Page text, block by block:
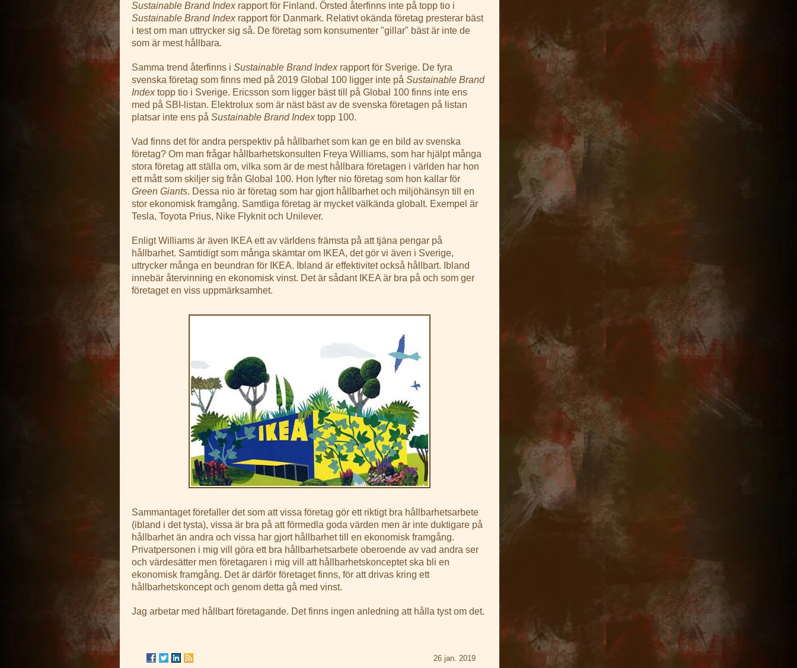
Sustainable Brand Indexrapport för Finland. Örsted återfinns inte på topp tio i
Sustainable Brand Indexrapport för Danmark. Relativt okända företag presterar bäst
i test om man uttrycker sig så. De företag som konsumenter "gillar" bäst är inte de
som är mest hållbara.
Samma trend återfinns i Sustainable Brand Indexrapport för Sverige. De fyra
svenska företag som finns med på 2019 Global 100 ligger inte på Sustainable Brand
Indextopp tio i Sverige. Ericsson som ligger bäst till på Global 100 finns inte ens
med på SBI-listan. Elektrolux som är näst bäst av de svenska företagen på listan
platsar inte ens på Sustainable Brand Indextopp 100.
Vad finns det för andra perspektiv på hållbarhet som kan ge en bild av svenska
företag? Om man frågar hållbarhetskonsulten Freya Williams, som har hjälpt många
stora företag att ställa om, vilka som är de mest hållbara företagen i världen har hon
ett mått som skiljer sig från Global 100. Hon lyfter nio företag som hon kallar för
Green Giants. Dessa nio är företag som har gjort hållbarhet och miljöhänsyn till en
stor ekonomisk framgång. Samtliga företag är mycket välkända globalt. Exempel är
Tesla, Toyota Prius, Nike Flyknit och Unilever.
Enligt Williams är även IKEA ett av världens främsta på att tjäna pengar på
hållbarhet. Samtidigt som många skämtar om IKEA, det gör vi även i Sverige,
uttrycker många en beundran för IKEA. Ibland är effektivitet också hållbart. Ibland
innebär återvinning en ekonomisk vinst. Det är sådant IKEA är bra på och som ger
företaget en viss uppmärksamhet.
Sammantaget förefaller det som att vissa företag gör ett riktigt bra hållbarhetsarbete
(ibland i det tysta), vissa är bra på att förmedla goda värden men är inte duktigare på
hållbarhet än andra och vissa har gjort hållbarhet till en ekonomisk framgång.
Privatpersonen i mig vill göra ett bra hållbarhetsarbete oberoende av vad andra ser
och värdesätter men företagaren i mig vill att hållbarhetskonceptet ska bli en
ekonomisk framgång. Det är därför företaget finns, för att drivas kring ett
hållbarhetskoncept och genom detta gå med vinst.
Jag arbetar med hållbart företagande. Det finns ingen anledning att hålla tyst om det.
26 jan. 2019